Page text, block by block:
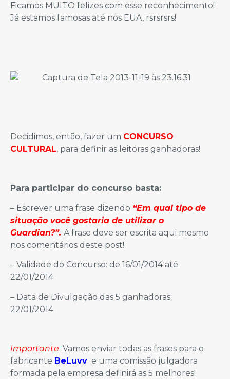
Ficamos MUITO felizes com esse reconhecimento!
Já estamos famosas até nos EUA, rsrsrsrs!
Decidimos, então, fazer um CONCURSO
CULTURAL, para definir as leitoras ganhadoras!
Para participar do concurso basta:
– Escrever uma frase dizendo “Em qual tipo de
situação você gostaria de utilizar o
Guardian?”. A frase deve ser escrita aqui mesmo
nos comentários deste post!
– Validade do Concurso: de 16/01/2014 até
22/01/2014
– Data de Divulgação das 5 ganhadoras:
22/01/2014
Importante: Vamos enviar todas as frases para o
fabricante BeLuvv e uma comissão julgadora
formada pela empresa definirá as 5 melhores!